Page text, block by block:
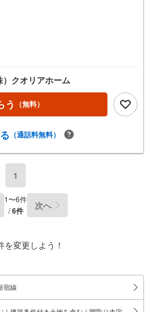
クオリアホーム
う （無料）
（通話料無料）
1
1〜6件
/6件 次へ
を変更しよう！
宿線